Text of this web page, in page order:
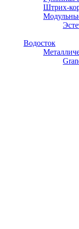
Штрих-
Водосток